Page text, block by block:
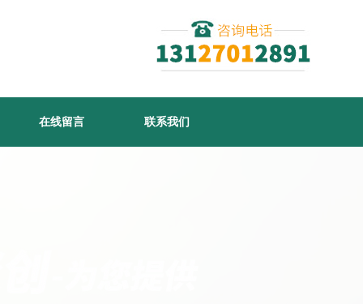
在线留言 联系我们